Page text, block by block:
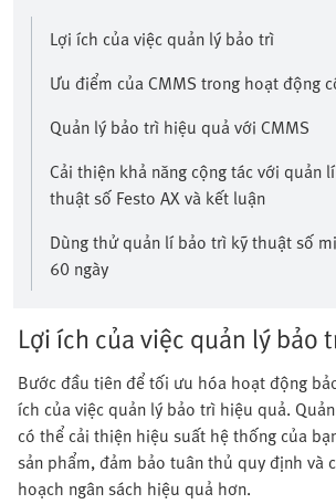
Lợi ích của việc quản lý bảo trì
Ưu điểm của CMMS trong hoạt động
Quản lý bảo trì hiệu quả với CMMS
Cải thiện khả năng cộng tác với quản
thuật số Festo AX và kết luận
Dùng thử quản lí bảo trì kỹ thuật số
60 ngày
Lợi ích của việc quản lý bảo
Bước đầu tiên để tối ưu hóa hoạt động
ích của việc quản lý bảo trì hiệu quả.
có thể cải thiện hiệu suất hệ thống của
sản phẩm, đảm bảo tuân thủ quy định và
hoạch ngân sách hiệu quả hơn.